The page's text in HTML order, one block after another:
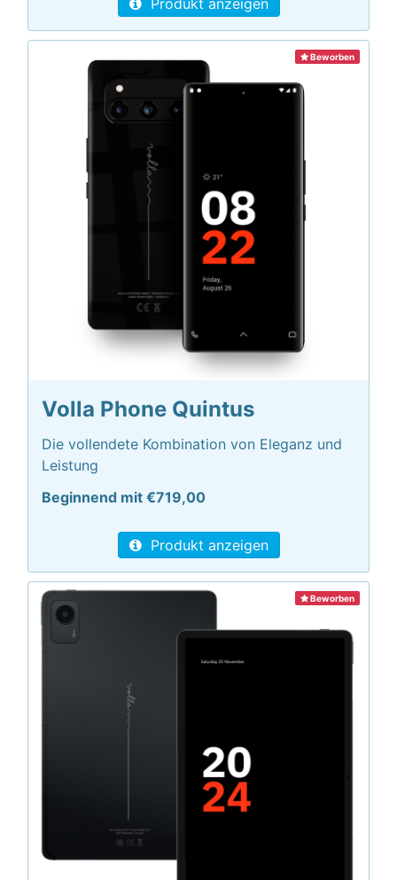
Produkt anzeigen
Beworben
Volla Phone Quintus
Die vollendete Kombination von Eleganz und
Leistung
Beginnend mit €719,00
Produkt anzeigen
Beworben